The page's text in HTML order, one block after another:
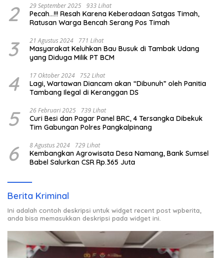
2 29 September 2025 933 Lihat
Pecah…!!! Resah Karena Keberadaan Satgas Timah,
Ratusan Warga Bencah Serang Pos Timah
3 21 Agustus 2024 771 Lihat
Masyarakat Keluhkan Bau Busuk di Tambak Udang
yang Diduga Milik PT BCM
4 17 Oktober 2024 752 Lihat
Lagi, Wartawan Diancam akan “Dibunuh” oleh Panitia
Tambang Ilegal di Keranggan DS
5 26 Februari 2025 739 Lihat
Curi Besi dan Pagar Panel BRC, 4 Tersangka Dibekuk
Tim Gabungan Polres Pangkalpinang
6 8 Agustus 2024 729 Lihat
Kembangkan Agrowisata Desa Namang, Bank Sumsel
Babel Salurkan CSR Rp.365 Juta
Berita Kriminal
Ini adalah contoh deskripsi untuk widget recent post wpberita,
anda bisa memasukkan deskripsi pada widget ini.